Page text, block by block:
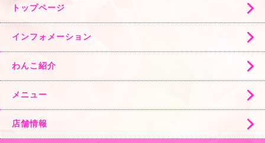
トップページ
インフォメーション
わんこ紹介
メニュー
店舗情報